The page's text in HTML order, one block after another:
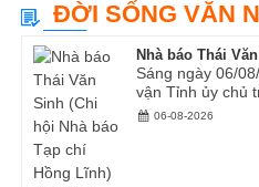
ĐỜI SỐNG VĂN
Nhà báo Thái
Sáng ngày 06/
vận Tỉnh ủy chủ
06-08-2026